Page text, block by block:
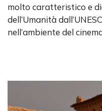
molto caratteristico e
dell’Umanità
nell’ambiente del